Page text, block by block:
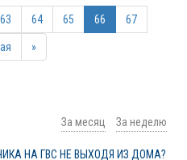
63 64 65 66 67
»
За месяц За неделю
НА ГВС НЕ ВЫХОДЯ ИЗ ДОМА?